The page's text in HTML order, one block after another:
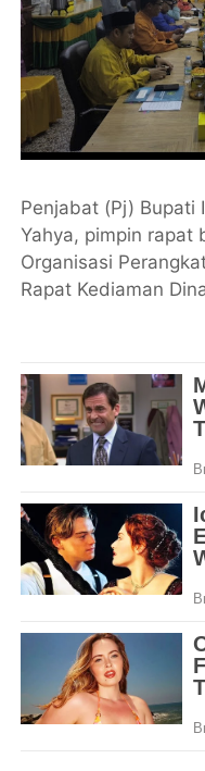
Penjabat (Pj) Bupati
Yahya, pimpin rapat
Organisasi
Rapat Kediaman